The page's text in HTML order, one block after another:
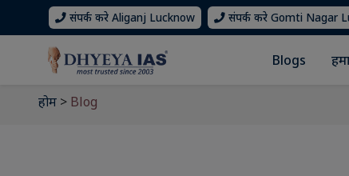
संपर्क करे Aliganj Lucknow संपर्क करे Gomti Nagar
Blogs
होम > Blog